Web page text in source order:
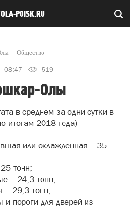
POISK.RU
Общество
08:47 519
Олы
в среднем за одни сутки в
итогам 2018 года)
или охлажденная – 35
тонн;
– 24,3 тонн;
– 29,3 тонн;
и пороги для дверей из